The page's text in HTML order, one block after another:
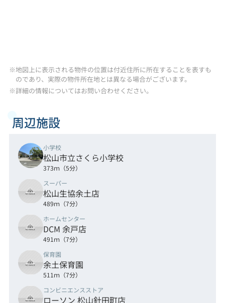
※地図上に表示される物件の位置は付近住所に所在することを表すも
のであり、実際の物件所在地とは異なる場合がございます。
※詳細の情報についてはお問い合わせください。
周辺施設
小学校
松山市立さくら小学校
373ｍ（5分）
スーパー
松山生協余土店
489ｍ（7分）
ホームセンター
DCM 余戸店
491ｍ（7分）
保育園
余土保育園
511ｍ（7分）
コンビニエンスストア
ローソン 松山針田町店